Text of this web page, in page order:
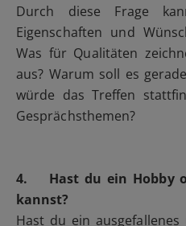
Durch diese Frage
Eigenschaften und
Was für Qualitäten
aus? Warum soll es
würde das Treffen
Gesprächsthemen?
4. Hast du ein Hobby
kannst?
Hast du ein